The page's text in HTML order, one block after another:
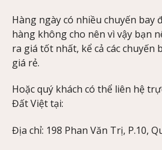
Hàng ngày có nhiều chuyến bay
hàng không cho nên vì vậy bạn
ra giá tốt nhất, kể cả các chuyến
giá rẻ.
Hoặc quý khách có thể liên hệ
Đất Việt tại:
Địa chỉ: 198 Phan Văn Trị, P.10,